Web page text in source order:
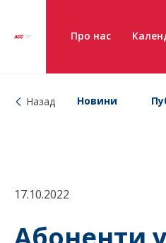
Про нас
Назад Новини
17.10.2022